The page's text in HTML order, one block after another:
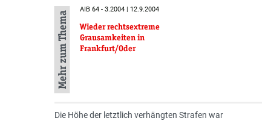
Mehr zum Thema
AIB 64 - 3.2004 | 12.9.2004
Wieder rechtsextreme
Grausamkeiten in
Frankfurt/Oder
Die Höhe der letztlich verhängten Strafen war